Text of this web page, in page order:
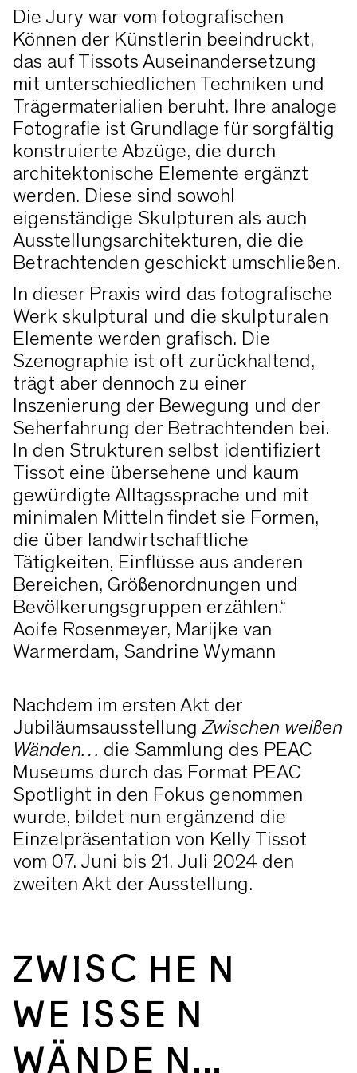
Die Jury war vom fotografischen
Können der Künstlerin beeindruckt,
das auf Tissots Auseinandersetzung
mit unterschiedlichen Techniken und
Trägermaterialien beruht. Ihre analoge
Fotografie ist Grundlage für sorgfältig
konstruierte Abzüge, die durch
architektonische Elemente ergänzt
werden. Diese sind sowohl
eigenständige Skulpturen als auch
Ausstellungsarchitekturen, die die
Betrachtenden geschickt umschließen.
In dieser Praxis wird das fotografische
Werk skulptural und die skulpturalen
Elemente werden grafisch. Die
Szenographie ist oft zurückhaltend,
trägt aber dennoch zu einer
Inszenierung der Bewegung und der
Seherfahrung der Betrachtenden bei.
In den Strukturen selbst identifiziert
Tissot eine übersehene und kaum
gewürdigte Alltagssprache und mit
minimalen Mitteln findet sie Formen,
die über landwirtschaftliche
Tätigkeiten, Einflüsse aus anderen
Bereichen, Größenordnungen und
Bevölkerungsgruppen erzählen.“
Aoife Rosenmeyer, Marijke van
Warmerdam, Sandrine Wymann
Nachdem im ersten Akt der
JubiläumsausstellungZwischen weißen
Wänden… die Sammlung des PEAC
Museums durch das Format PEAC
Spotlight in den Fokus genommen
wurde, bildet nun ergänzend die
Einzelpräsentation von Kelly Tissot
vom 07. Juni bis 21. Juli 2024 den
zweiten Akt der Ausstellung.
ZWISCHEN
WEISSEN W
ÄNDEN...